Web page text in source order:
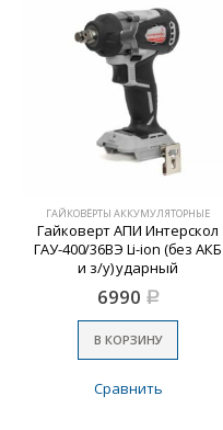
ГАЙКОВЁРТЫ АККУМУЛЯТОРНЫЕ
Гайковерт АПИ Интерскол
ГАУ-400/36ВЭ Li-ion (без АКБ
и з/у) ударный
6990 Р
В КОРЗИНУ
Сравнить